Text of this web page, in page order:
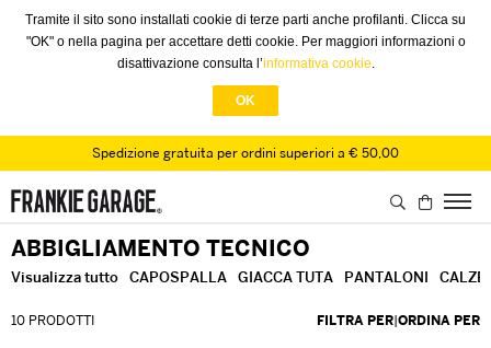
Tramite il sito sono installati cookie di terze parti anche profilanti. Clicca su
"OK" o nella pagina per accettare detti cookie. Per maggiori informazioni o
disattivazione consulta l’informativa cookie.
OK
Spedizione gratuita per ordini superiori a € 50,00
ABBIGLIAMENTO TECNICO
Visualizza tutto CAPOSPALLA GIACCA TUTA PANTALONI CALZE
10 PRODOTTI FILTRA PER|ORDINA PER